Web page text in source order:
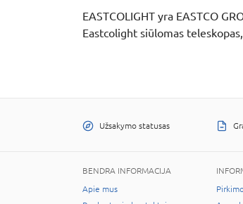
EASTCOLIGHT yra EASTCO
Eastcolight siūlomas
Užsakymo statusas
BENDRA INFORMACIJA
Apie mus